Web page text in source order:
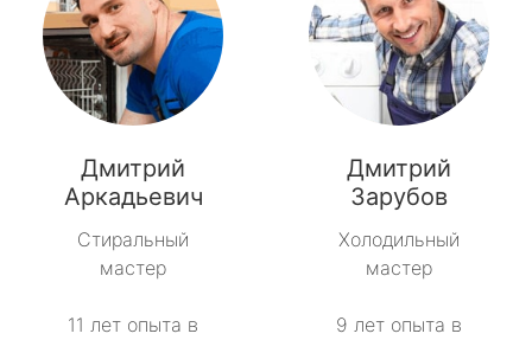
Дмитрий
Аркадьевич
Стиральный
мастер
11 лет опыта в
Дмитрий
Зарубов
Холодильный
мастер
9 лет опыта в